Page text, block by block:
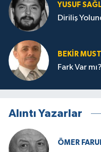
YUSUF
Diriliş
BEKIR
Fark Var mı?
Alıntı Yazarlar
ÖMER